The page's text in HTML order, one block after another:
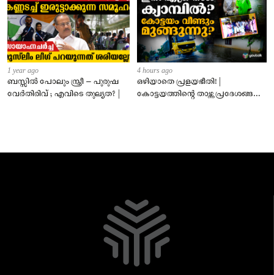
1 year ago
ബസ്സിൽ പോലും സ്ത്രീ – പുരുഷ
വേർതിരിവ് ; എവിടെ തുല്യത? |
4 hours ago
ഒഴിയാതെ പ്രളയഭീതി! |
കോട്ടയത്തിന്റെ താഴ്ന്ന പ്രദേശങ്ങൾ